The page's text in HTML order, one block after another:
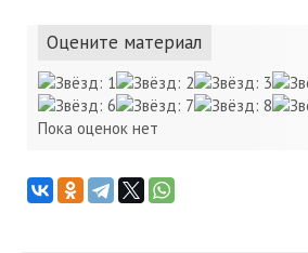
Оцените материал
Пока оценок нет